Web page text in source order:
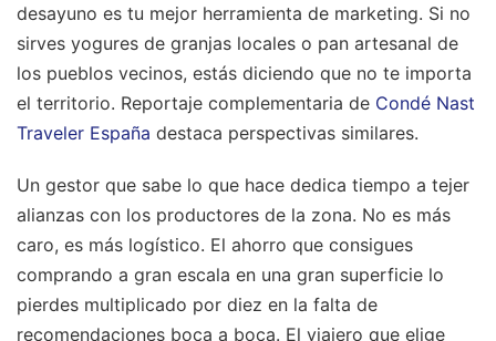
desayuno es tu mejor herramienta de marketing. Si no
sirves yogures de granjas locales o pan artesanal de
los pueblos vecinos, estás diciendo que no te importa
el territorio. Reportaje complementaria de Condé Nast
Traveler España destaca perspectivas similares.
Un gestor que sabe lo que hace dedica tiempo a tejer
alianzas con los productores de la zona. No es más
caro, es más logístico. El ahorro que consigues
comprando a gran escala en una gran superficie lo
pierdes multiplicado por diez en la falta de
recomendaciones boca a boca. El viajero que elige